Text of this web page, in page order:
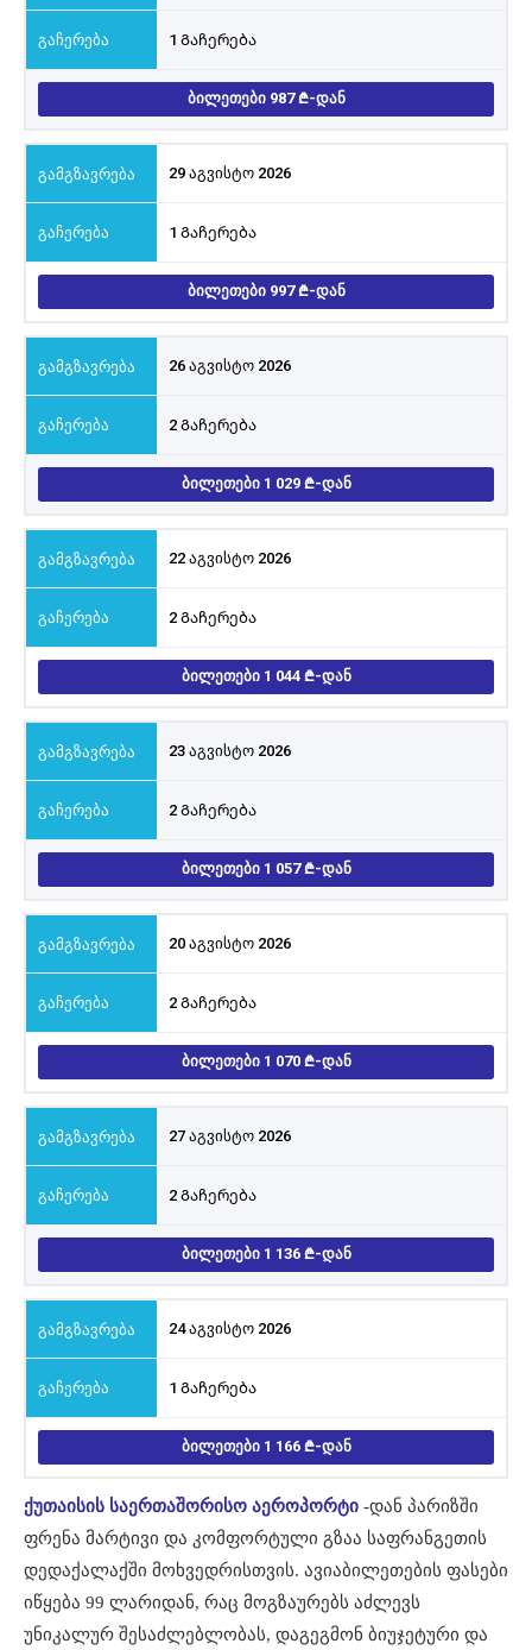
1 Გაჩერება
ᲑᲘᲚᲔᲗᲔᲑᲘ 987 -ᲓᲐᲜ
29 აგვისტო 2026
1 Გაჩერება
ᲑᲘᲚᲔᲗᲔᲑᲘ 997 -ᲓᲐᲜ
26 აგვისტო 2026
2 Გაჩერება
ᲑᲘᲚᲔᲗᲔᲑᲘ 1 029 -ᲓᲐᲜ
22 აგვისტო 2026
2 Გაჩერება
ᲑᲘᲚᲔᲗᲔᲑᲘ 1 044 -ᲓᲐᲜ
23 აგვისტო 2026
2 Გაჩერება
ᲑᲘᲚᲔᲗᲔᲑᲘ 1 057 -ᲓᲐᲜ
20 აგვისტო 2026
2 Გაჩერება
ᲑᲘᲚᲔᲗᲔᲑᲘ 1 070 -ᲓᲐᲜ
27 აგვისტო 2026
2 Გაჩერება
ᲑᲘᲚᲔᲗᲔᲑᲘ 1 136 -ᲓᲐᲜ
24 აგვისტო 2026
1 Გაჩერება
ᲑᲘᲚᲔᲗᲔᲑᲘ 1 166 -ᲓᲐᲜ
ქუთაისის საერთაშორისო აეროპორტი -დან პარიზში
ფრენა მარტივი და კომფორტული გზაა საფრანგეთის
დედაქალაქში მოხვედრისთვის. ავიაბილეთების ფასები
იწყება 99 ლარიდან, რაც მოგზაურებს აძლევს
უნიკალურ შესაძლებლობას, დაგეგმონ ბიუჯეტური და